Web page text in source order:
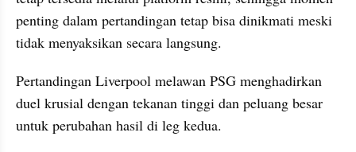
penting dalam pertandingan tetap bisa dinikmati meski
tidak menyaksikan secara langsung.
Pertandingan Liverpool melawan PSG menghadirkan
duel krusial dengan tekanan tinggi dan peluang besar
untuk perubahan hasil di leg kedua.